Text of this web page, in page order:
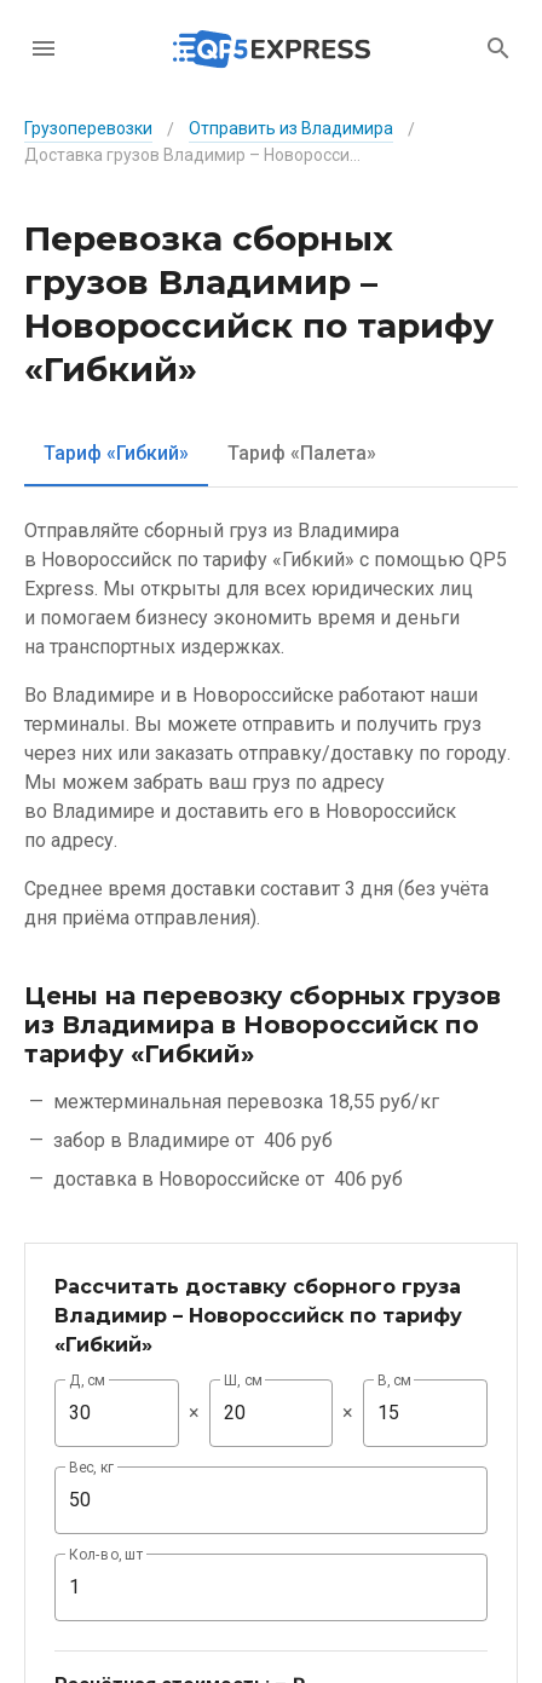
Грузоперевозки / Отправить из Владимира
/
Перевозка сборных
грузов Владимир –
Новороссийск по тарифу
«Гибкий»
Тариф «Гибкий» Тариф «Палета»
Отправляйте сборный груз из Владимира
в Новороссийск по тарифу «Гибкий» с помощью QP5
Express. Мы открыты для всех юридических лиц
и помогаем бизнесу экономить время и деньги
на транспортных издержках.
Во Владимире и в Новороссийске работают наши
терминалы. Вы можете отправить и получить груз
через них или заказать отправку/доставку по городу.
Мы можем забрать ваш груз по адресу
во Владимире и доставить его в Новороссийск
по адресу.
Среднее время доставки составит 3 дня (без учёта
дня приёма отправления).
Цены на перевозку сборных грузов
из Владимира в Новороссийск по
тарифу «Гибкий»
межтерминальная перевозка 18,55 руб/кг
забор в Владимире от 406 руб
доставка в Новороссийске от 406 руб
Рассчитать доставку сборного груза
Владимир – Новороссийск по тарифу
«Гибкий»
Д, см
×
Ш, см
×
В, см
Вес, кг
Кол-во, шт